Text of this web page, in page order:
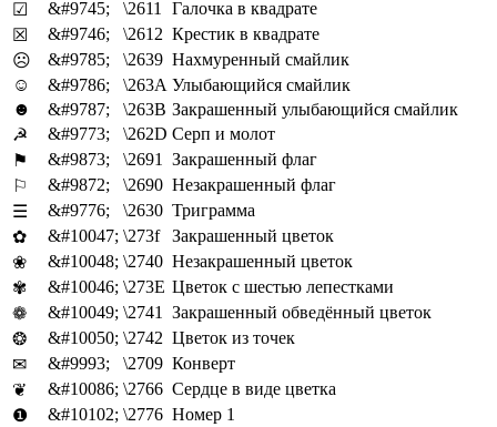
☑
&#9745; \2611
Галочка в квадрате
☒
&#9746; \2612 Крестик в квадрате
☹
&#9785; \2639 Нахмуренный смайлик
☺
&#9786; \263A Улыбающийся смайлик
☻
&#9787; \263B Закрашенный улыбающийся смайлик
☭
&#9773; \262D Серп и молот
⚑
&#9873; \2691
Закрашенный флаг
⚐
&#9872; \2690 Незакрашенный флаг
☰
&#9776; \2630 Триграмма
✿
&#10047; \273f
Закрашенный цветок
❀
&#10048; \2740 Незакрашенный цветок
✾
&#10046; \273E Цветок с шестью лепестками
❁
&#10049; \2741
Закрашенный обведённый цветок
❂
&#10050; \2742 Цветок из точек
✉
&#9993; \2709 Конверт
❦
&#10086; \2766 Сердце в виде цветка
❶
&#10102; \2776 Номер 1